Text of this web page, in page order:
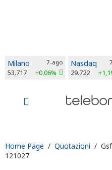
Milano 7-ago
53.717 +0,06%
Nasdaq
29.722
Home Page / Quotazioni / Gsf
121027